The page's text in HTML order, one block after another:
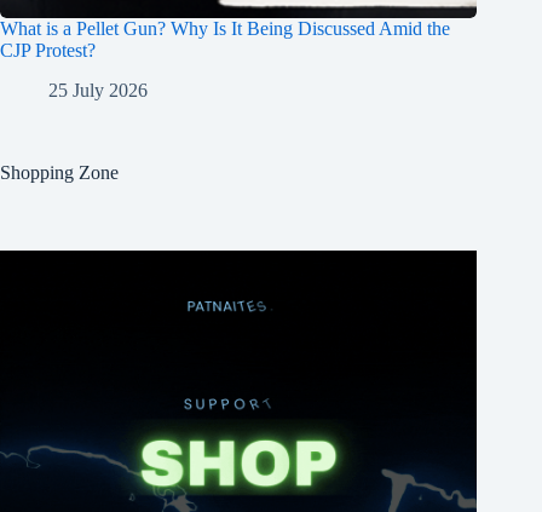
What is a Pellet Gun? Why Is It Being Discussed Amid the
CJP Protest?
25 July 2026
Shopping Zone